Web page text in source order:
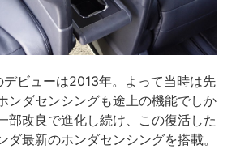
ビューは2013年。よって当時は先
ンダセンシングも途上の機能でしか
部改良で進化し続け、この復活した
ダ最新のホンダセンシングを搭載。